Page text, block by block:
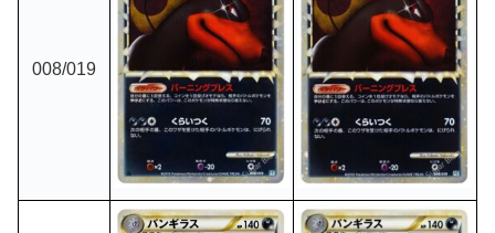
008/019